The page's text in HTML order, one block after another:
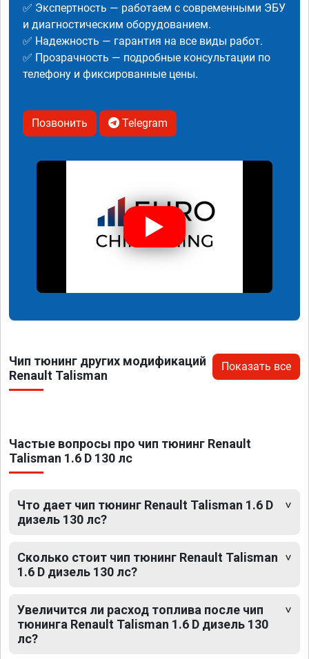
✅ Экспертность — работаем с современными ЭБУ
и диагностическим оборудованием.
✅ Надежность — гарантия на все виды работ.
✅ Прозрачность — подробные консультации по
телефону и фиксированные цены.
Позвонить Telegram
Чип тюнинг других модификаций
Renault Talisman
Показать все
Частые вопросы про чип тюнинг Renault
Talisman 1.6 D 130 лс
Что дает чип тюнинг Renault Talisman 1.6 D
дизель 130 лс?
Сколько стоит чип тюнинг Renault Talisman
1.6 D дизель 130 лс?
Увеличится ли расход топлива после чип
тюнинга Renault Talisman 1.6 D дизель 130
лс?